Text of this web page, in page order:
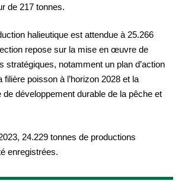
de 217 tonnes.
halieutique est attendue à 25.266
repose sur la mise en œuvre de
stratégiques, notamment un plan d’action
filière poisson à l’horizon 2028 et la
de développement durable de la pêche et
24.229 tonnes de productions
enregistrées.